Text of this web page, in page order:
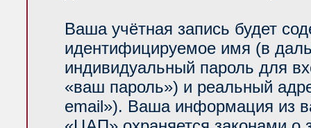
Ваша учётная запись будет
идентифицируемое имя (в
индивидуальный пароль для
«ваш пароль») и реальный
email»). Ваша информация из